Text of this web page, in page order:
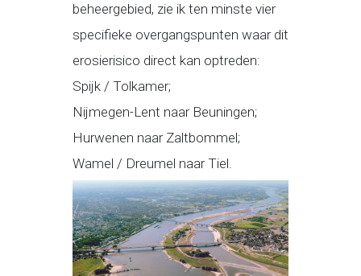
beheergebied, zie ik ten minste vier
specifieke overgangspunten waar dit
erosierisico direct kan optreden:
Spijk / Tolkamer;
Nijmegen-Lent naar Beuningen;
Hurwenen naar Zaltbommel;
Wamel / Dreumel naar Tiel.